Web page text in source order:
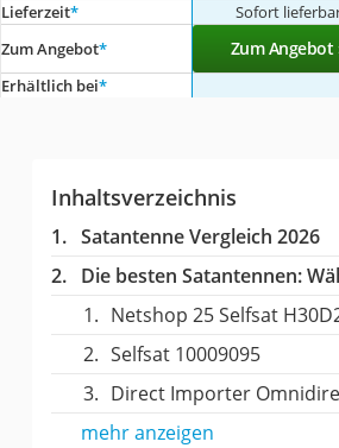
Lieferzeit* Sofort
Zum Angebot* Zum Angebot
Erhältlich bei*
Inhaltsverzeichnis
Satantenne Vergleich 2026
Die besten Satantennen:
Netshop 25 Selfsat
Selfsat 10009095
Direct Importer
mehr anzeigen